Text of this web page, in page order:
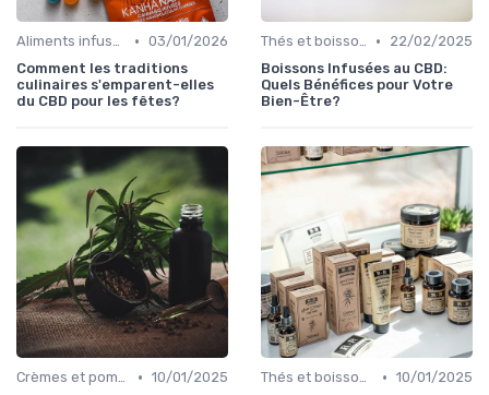
Aliments infusés au CBD • 03/01/2026
Comment les traditions
culinaires s'emparent-elles
du CBD pour les fêtes?
Thés et boissons infusés •
22/02/2025
Boissons Infusées au CBD:
Quels Bénéfices pour Votre
Bien-Être?
Crèmes et pommades • 10/01/2025
Thés et boissons infusés • 10/01/2025